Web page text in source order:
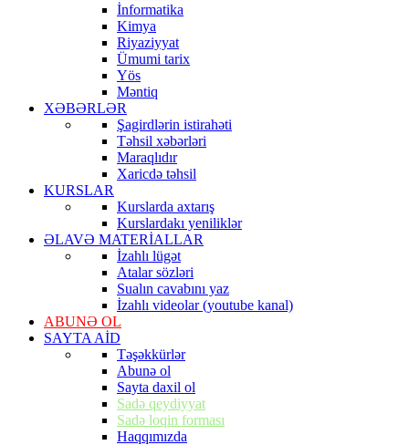
İnformatika
Kimya
Riyaziyyat
Ümumi tarix
Yös
Məntiq
XƏBƏRLƏR
Şagirdlərin istirahəti
Təhsil xəbərləri
Maraqlıdır
Xaricdə təhsil
KURSLAR
Kurslarda axtarış
Kurslardakı yeniliklər
ƏLAVƏ MATERİALLAR
İzahlı lügət
Atalar sözləri
Sualın cavabını yaz
İzahlı videolar (youtube kanal)
ABUNƏ OL
SAYTA AİD
Təşəkkürlər
Abunə ol
Sayta daxil ol
Sadə qeydiyyat
Sadə loqin forması
Haqqımızda